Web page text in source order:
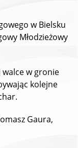
w Bielsku
Młodzieżowy
walce w gronie
kolejne
Gaura,